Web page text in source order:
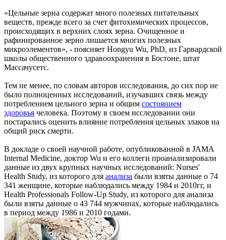
«Цельные зерна содержат много полезных питательных
веществ, прежде всего за счет фитохимических процессов,
происходящих в верхних слоях зерна. Очищенное и
рафинированное зерно лишается многих полезных
микроэлементов», - поясняет Hongyu Wu, PhD, из Гарвардской
школы общественного здравоохранения в Бостоне, штат
Массачусетс.
Тем не менее, по словам авторов исследования, до сих пор не
было полноценных исследований, изучавших связь между
потреблением цельного зерна и общим состоянием
здоровья человека. Поэтому в своем исследовании они
постарались оценить влияние потребления цельных злаков на
общий риск смерти.
В докладе о своей научной работе, опубликованной в JAMA
Internal Medicine, доктор Wu и его коллеги проанализировали
данные из двух крупных научных исследований: Nurses'
Health Study, из которого для анализа были взяты данные о 74
341 женщине, которые наблюдались между 1984 и 2010гг, и
Health Professionals Follow-Up Study, из которого для анализа
были взяты данные о 43 744 мужчинах, которые наблюдались
в период между 1986 и 2010 годами.